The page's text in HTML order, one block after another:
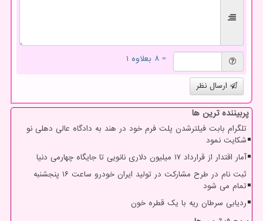
= ۸ بعلاوه ۱
ارسال نظر
پربیننده ترین ها
تلگرام بابت فیلترشدن پلت فرم خود در هند به دادگاه عالی دهلی نو
شکایت نمود
آمار اقتدار از قرارداد ۱۷ میلیون دلاری نانویی تا جایگاه چهارمی دنیا
ثبت نام در طرح مشارکت در تولید ایران خودرو ساعت ۱۶ پنجشنبه
تمام می شود
ردیابی سرطان ریه با یک قطره خون